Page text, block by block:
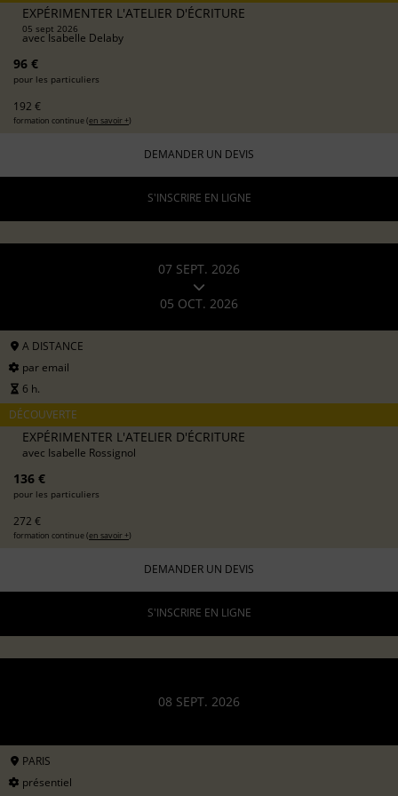
EXPÉRIMENTER L'ATELIER D'ÉCRITURE
05 sept 2026
avecIsabelle Delaby
96 €
pour les particuliers
192 €
formation continue (en savoir +)
DEMANDER UN DEVIS
S'INSCRIRE EN LIGNE
07 SEPT. 2026
05 OCT. 2026
A DISTANCE
par email
6 h.
DÉCOUVERTE
EXPÉRIMENTER L'ATELIER D'ÉCRITURE
avec Isabelle Rossignol
136 €
pour les particuliers
272 €
formation continue (en savoir +)
DEMANDER UN DEVIS
S'INSCRIRE EN LIGNE
08 SEPT. 2026
PARIS
présentiel